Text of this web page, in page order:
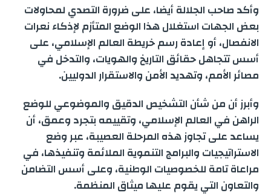
وأكد صاحب الجلالة أيضا، على ضرورة التصدي لمحاولات
بعض الجهات استغلال هذا الوضع المتأزم لإذكاء نعرات
الانفصال، أو إعادة رسم خريطة العالم الإسلامي، على
أسس تتجاهل حقائق التاريخ والهويات، والتدخل في
مصائر الأمم، وتهديد الأمن والاستقرار الدوليين.
وأبرز أن من شأن التشخيص الدقيق والموضوعي للوضع
الراهن في العالم الإسلامي، وتقييمه بتجرد وعمق، أن
يساعد على تجاوز هذه المرحلة العصيبة، عبر وضع
الاستراتيجيات والبرامج التنموية الملائمة وتنفيذها، في
مراعاة تامة للخصوصيات الوطنية، وعلى أسس التضامن
والتعاون التي يقوم عليها ميثاق المنظمة.